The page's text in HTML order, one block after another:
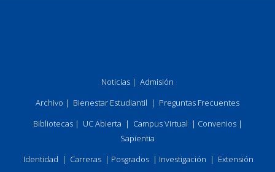
Noticias | Admisión
Archivo | Bienestar Estudiantil | Preguntas Frecuentes
Bibliotecas| UC Abierta | Campus Virtual | Convenios|
Sapientia
Identidad | Carreras | Posgrados | Investigación | Extensión